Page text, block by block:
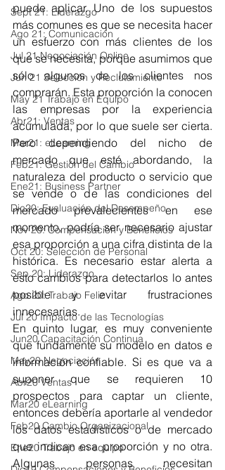
Sept 21: Liderazgo
Ago 21: Comunicación
Jul 21 Negociación Online
Jun 21 Selección y Reclutamiento
May 21 Trabajo en Equipo
Abr21: Ventas
Mar21: eLearning
Feb21: Gestión del Cambio
Ene21: Business Partner
Dic20: Evaluación del Desempeño
Nov 20: Compensación y Beneficios
Oct 20: Selección de Personal
Sep 20: Liderazgo
Ago 20: Trabajo Feliz
Jul 20 Impacto de las Tecnologías
Jun20 Capacitación Continua
May20 Negociación
Abr20 Ventas
Mar20 eLearning
Feb20 Cambio Organizacional
Ene20 Trabajo en equipo
puede aplicar. Uno de los supuestos
más comunes es que se necesita hacer
un esfuerzo con más clientes de los
que se necesita, porque asumimos que
sólo algunos de los clientes nos
comprarán. Esta proporción la conocen
las empresas por la experiencia
acumulada, por lo que suele ser cierta.
Pero dependiendo del nicho de
mercado que esté abordando, la
naturaleza del producto o servicio que
se vende o de las condiciones del
mercado prevalecientes en ese
momento, podría ser necesario ajustar
esa proporción a una cifra distinta de la
histórica. Es necesario estar alerta a
esto cambios para detectarlos lo antes
posible y evitar frustraciones
innecesarias.
En quinto lugar, es muy conveniente
que fundamente su modelo en datos e
información confiable. Si es que va a
suponer que se requieren 10
prospectos para captar un cliente,
entonces debería aportarle al vendedor
los datos estadísticos o de mercado
que indican esa proporción y no otra.
Algunas personas necesitan